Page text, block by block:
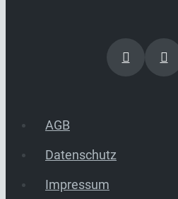
AGB
Datenschutz
Impressum